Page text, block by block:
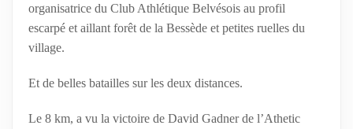
organisatrice du Club Athlétique Belvésois au profil
escarpé et aillant forêt de la Bessède et petites ruelles du
village.
Et de belles batailles sur les deux distances.
Le 8 km, a vu la victoire de David Gadner de l’Athetic